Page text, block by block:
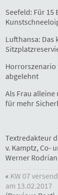
Seefeld: Für 15
Lufthansa: Das
Horrorszenario
abgelehnt
Als Frau
für mehr
Textredakteur
v. Kamptz, Co-
Werner
« KW 07
am 13.02.2017